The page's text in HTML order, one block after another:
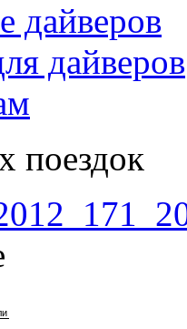
дайверов
дайверов
поездок